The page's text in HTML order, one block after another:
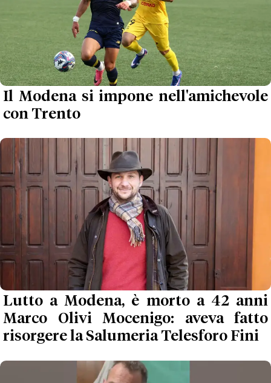
Il Modena si impone nell'amichevole
con Trento
Lutto a Modena, è morto a 42 anni
Marco Olivi Mocenigo: aveva fatto
risorgere la Salumeria Telesforo Fini